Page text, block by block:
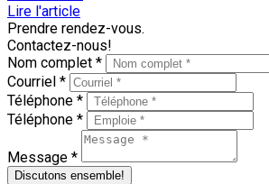
Lire l'article
Prendre rendez-vous.
Contactez-nous!
Nom complet *
Courriel *
Téléphone *
Téléphone *
Message *
Discutons ensemble!